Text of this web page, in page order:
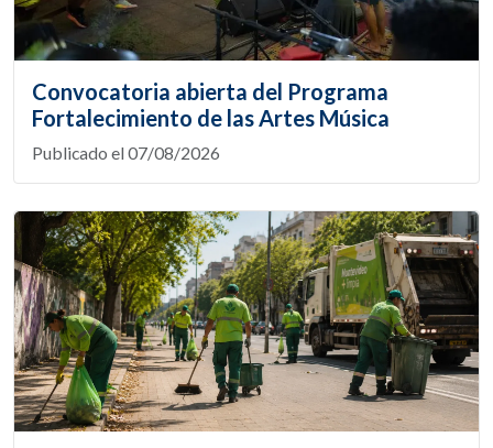
Convocatoria abierta del Programa
Fortalecimiento de las Artes Música
Publicado el 07/08/2026